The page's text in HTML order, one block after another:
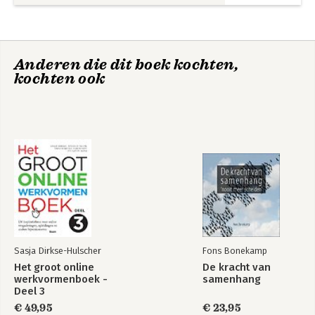
Bekijk alle boeken
Tips voor de voorbereiding op een bijeenkomst 289
V: Aan de slag!
Tips voor het werken met werkvormen 293
Anderen die dit boek kochten,
kochten ook
Sasja Dirkse-Hulscher
Het groot online
werkvormenboek -
Deel 3
€ 49,95
Fons Bonekamp
De kracht van
samenhang
€ 23,95